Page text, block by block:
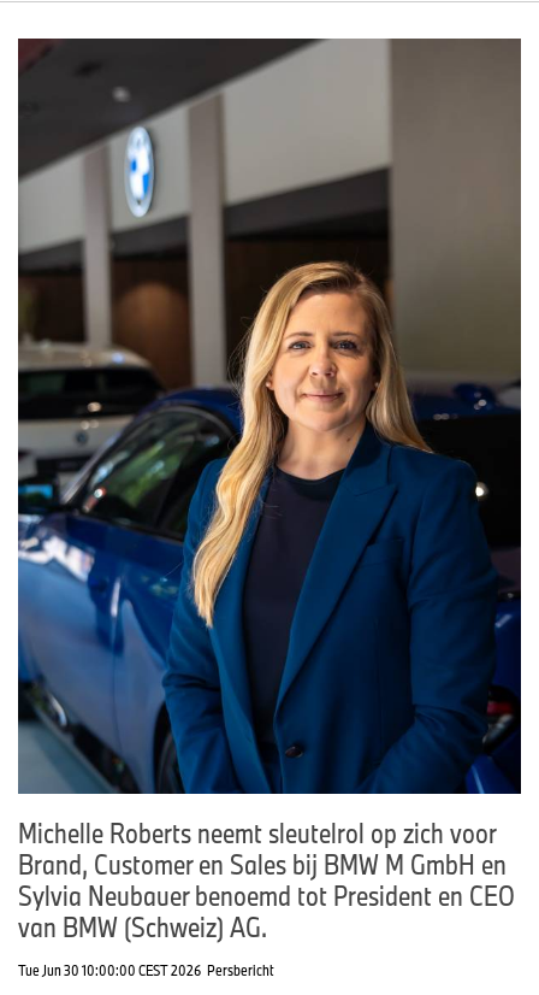
Michelle Roberts neemt sleutelrol op zich voor
Brand, Customer en Sales bij BMW M GmbH en
Sylvia Neubauer benoemd tot President en CEO
van BMW (Schweiz) AG.
Tue Jun 30 10:00:00 CEST 2026 Persbericht